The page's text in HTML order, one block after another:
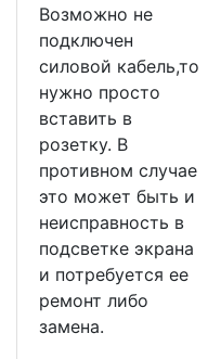
Возможно не
подключен
силовой кабель,то
нужно просто
вставить в
розетку. В
противном случае
это может быть и
неисправность в
подсветке экрана
и потребуется ее
ремонт либо
замена.